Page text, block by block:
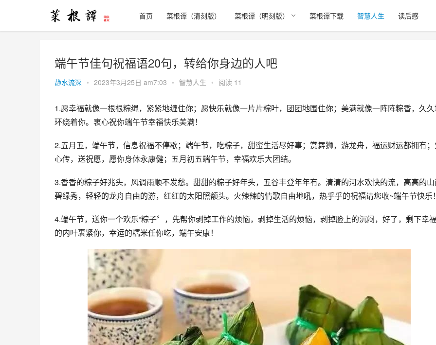
首页 菜根谭（清刻版） 菜根谭（明刻版） 菜根谭下载 智慧人生 读后感
端午节佳句祝福语20句，转给你身边的人吧
静水流深 • 2023年3月25日 am7:03 • 智慧人生 • 阅读 11
1.愿幸福就像一根根粽绳，紧紧地缠住你；愿快乐就像一片片粽叶，团团地围住你；美满就像一阵阵粽香，久
环绕着你。衷心祝你端午节幸福快乐美满！
2.五月五，端午节，信息祝福不停歇；端午节，吃粽子，甜蜜生活尽好事；赏舞狮，游龙舟，福运财运都拥有
心传，送祝愿，愿你身体永康健；五月初五端午节，幸福欢乐大团结。
3.香香的粽子好兆头，风调雨顺不发愁。甜甜的粽子好年头，五谷丰登年年有。清清的河水欢快的流，高高的
碧绿秀，轻轻的龙舟自由的游，红红的太阳照额头。火辣辣的情歌自由地吼，热乎乎的祝福请您收~端午节快乐
4.端午节，送你一个欢乐“粽子〞，先帮你剥掉工作的烦恼，剥掉生活的烦恼，剥掉脸上的沉闷，好了，剩下幸
的内叶裹紧你，幸运的糯米任你吃，端午安康！